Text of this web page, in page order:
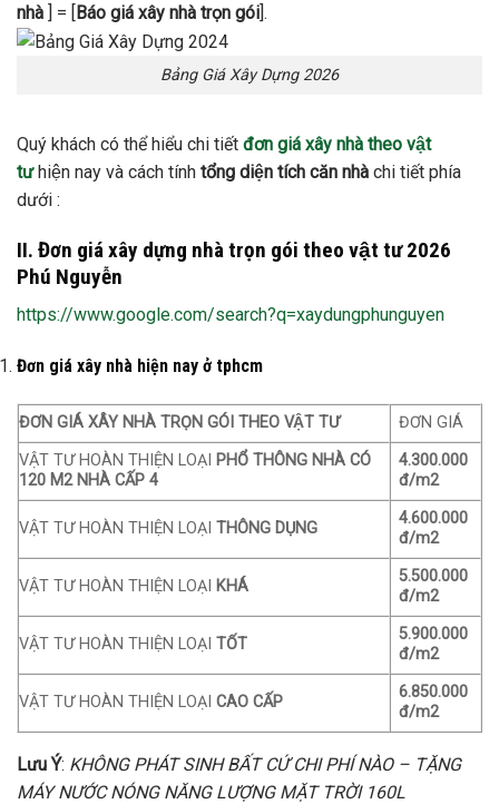
nhà ] = [Báo giá xây nhà trọn gói].
Bảng Giá Xây Dựng 2026
Quý khách có thể hiểu chi tiết đơn giá xây nhà theo vật
tưhiện nay và cách tính tổng diện tích căn nhà chi tiết phía
dưới :
II. Đơn giá xây dựng nhà trọn gói theo vật tư 2026
Phú Nguyễn
https://www.google.com/search?q=xaydungphunguyen
Đơn giá xây nhà hiện nay ở tphcm
ĐƠN GIÁ XÂY NHÀ TRỌN GÓI THEO VẬT TƯ
ĐƠN GIÁ
VẬT TƯ HOÀN THIỆN LOẠI PHỔ THÔNG NHÀ CÓ
120 M2 NHÀ CẤP 4
4.300.000
đ/m2
VẬT TƯ HOÀN THIỆN LOẠI THÔNG DỤNG
4.600.000
đ/m2
VẬT TƯ HOÀN THIỆN LOẠI KHÁ
5.500.000
đ/m2
VẬT TƯ HOÀN THIỆN LOẠI TỐT
5.900.000
đ/m2
VẬT TƯ HOÀN THIỆN LOẠI CAO CẤP
6.850.000
đ/m2
Lưu Ý: KHÔNG PHÁT SINH BẤT CỨ CHI PHÍ NÀO – TẶNG
MÁY NƯỚC NÓNG NĂNG LƯỢNG MẶT TRỜI 160L